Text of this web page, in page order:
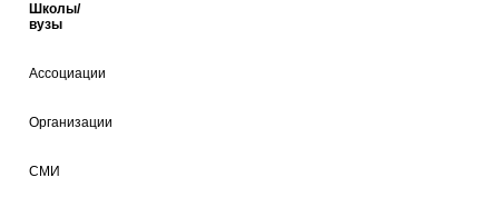
Школы/
вузы
Ассоциации
Организации
СМИ